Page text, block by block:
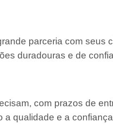
parceria com seus
duradouras e de
com prazos de
a qualidade e a